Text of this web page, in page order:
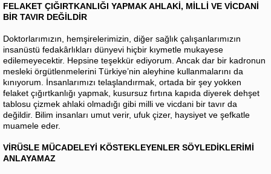
FELAKET ÇIĞIRTKANLIĞI YAPMAK AHLAKİ, MİLLİ VE VİCDANİ
BİR TAVIR DEĞİLDİR
Doktorlarımızın, hemşirelerimizin, diğer sağlık çalışanlarımızın
insanüstü fedakârlıkları dünyevi hiçbir kıymetle mukayese
edilemeyecektir. Hepsine teşekkür ediyorum. Ancak dar bir kadronun
mesleki örgütlenmelerini Türkiye’nin aleyhine kullanmalarını da
kınıyorum. İnsanlarımızı telaşlandırmak, ortada bir şey yokken
felaket çığırtkanlığı yapmak, kusursuz fırtına kapıda diyerek dehşet
tablosu çizmek ahlaki olmadığı gibi milli ve vicdani bir tavır da
değildir. Bilim insanları umut verir, ufuk çizer, haysiyet ve şefkatle
muamele eder.
VİRÜSLE MÜCADELEYİ KÖSTEKLEYENLER SÖYLEDİKLERİMİ
ANLAYAMAZ